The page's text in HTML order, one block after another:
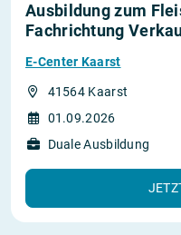
Ausbildung zum
Fachrichtung
E-Center Kaarst
41564 Kaarst
01.09.2026
Duale Ausbildung